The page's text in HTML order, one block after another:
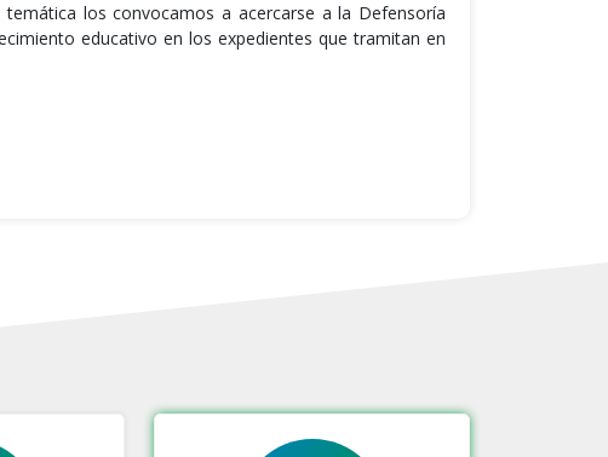
los convocamos a acercarse a la Defensoría
educativo en los expedientes que tramitan en